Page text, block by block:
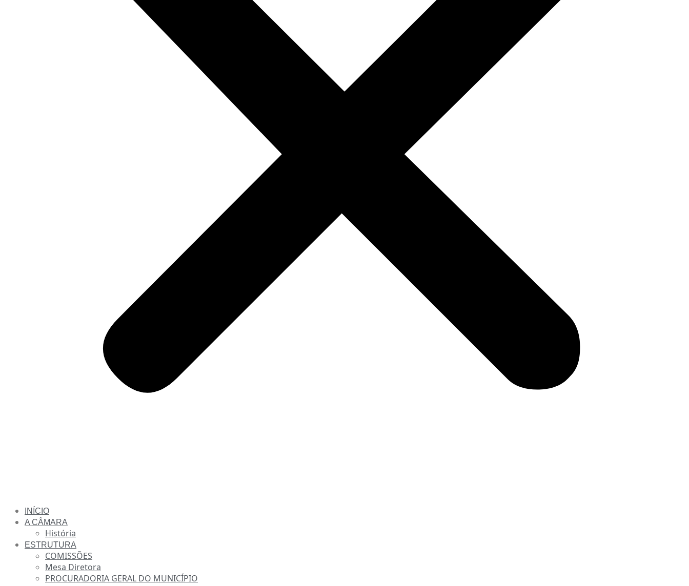
INÍCIO
A CÂMARA
História
ESTRUTURA
COMISSÕES
Mesa Diretora
PROCURADORIA GERAL DO MUNICÍPIO